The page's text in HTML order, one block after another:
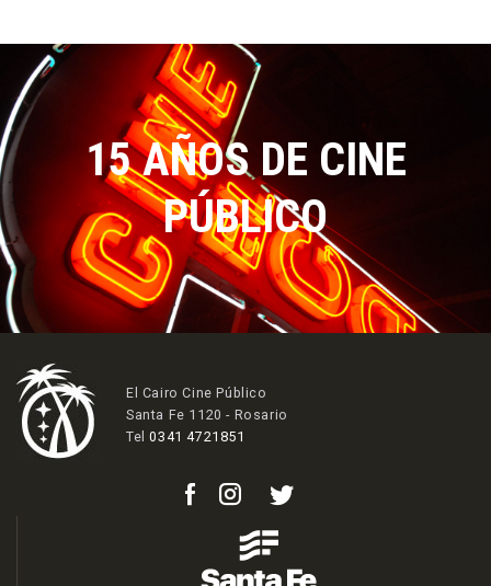
15 AÑOS DE CINE
PÚBLICO
El Cairo Cine Público
Santa Fe 1120 - Rosario
Tel0341 4721851